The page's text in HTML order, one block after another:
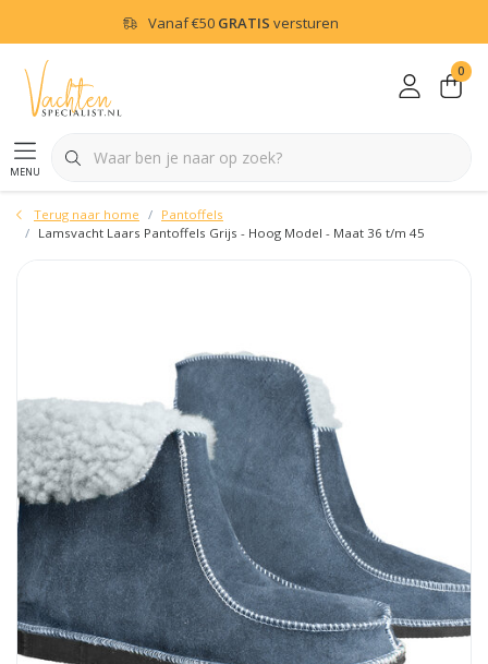
Vanaf€50 GRATIS versturen
menu
0
Terug naar home
Pantoffels
Lamsvacht Laars Pantoffels Grijs - Hoog Model - Maat 36 t/m 45